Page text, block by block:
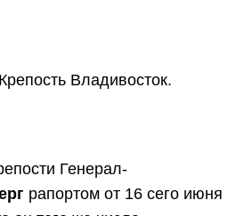
Владивосток.
Генерал-
рапортом от 16 сего июня